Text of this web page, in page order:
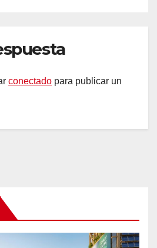
conectado para publicar un